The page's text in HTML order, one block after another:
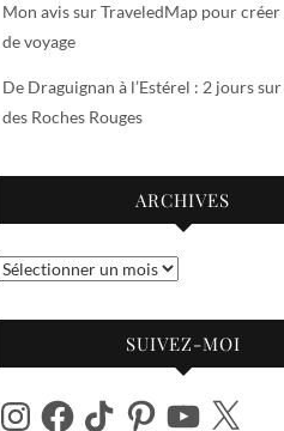
Mon avis sur TraveledMap pour
de voyage
De Draguignan à l’Estérel : 2 jours
des Roches Rouges
ARCHIVES
Archives
SUIVEZ-MOI
InstagramFacebook
TikTok PinterestYouTube
X